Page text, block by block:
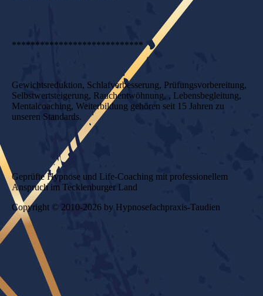
****************************
Gewichtsreduktion, Schlafverbesserung, Prüfungsvorbereitung,
Selbstwertsteigerung, Rauchentwöhnung, , Lebensbegleitung,
Mentalcoaching, Weiterbildung gehören seit 15 Jahren zu
unseren Standards.
Geprüfte Hypnose und Life-Coaching mit professionellem
Anspruch im Tecklenburger Land
Copyright © 2010-2026 by Hypnosefachpraxis-Taudien